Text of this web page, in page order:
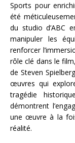
Sports pour
été
du studio d’ABC
manipuler les
renforcer
rôle clé dans le
de Steven
œuvres qui
tragédie
démontrent
une œuvre à la
réalité.